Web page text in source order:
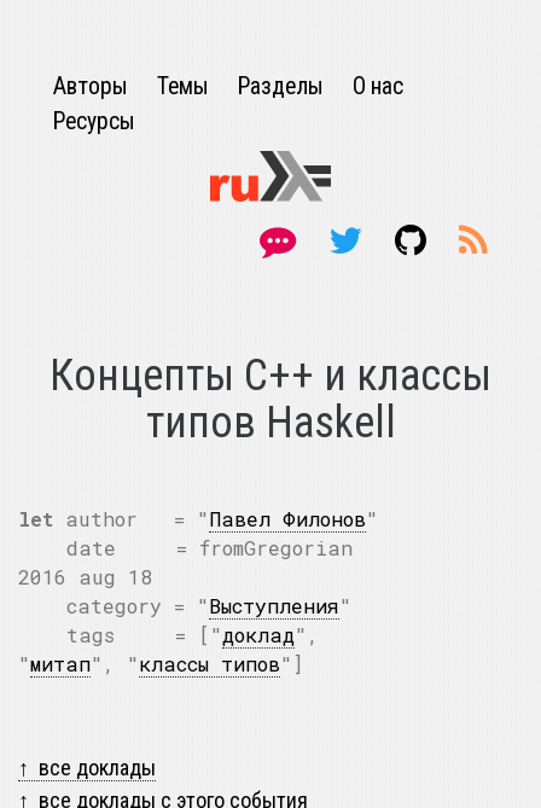
Авторы Темы Разделы
О нас
Ресурсы
Концепты C++ и классы
типов Haskell
let author = "Павел Филонов"
date = fromGregorian
2016 aug 18
category = "Выступления"
tags = ["доклад",
"митап", "классы типов"]
↑ все доклады
↑ все доклады с этого события